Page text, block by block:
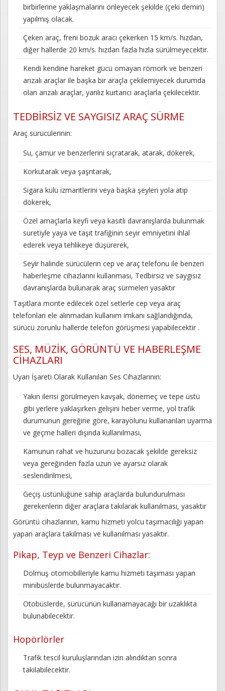
birbirlerine yaklaşmalarını önleyecek şekilde (çeki demiri)
yapılmış olacak.
Çeken araç, freni bozuk aracı çekerken 15 km/s. hızdan,
diğer hallerde 20 km/s. hızdan fazla hızla sürülmeyecektir.
Kendi kendine hareket gücü omayan römork ve benzeri
arızalı araçlar ile başka bir araçla çekilemiyecek durumda
olan arızalı araçlar, yanlız kurtarıcı araçlarla çekilecektir.
TEDBİRSİZ VE SAYGISIZ ARAÇ SÜRME
Araç sürücülerinin:
Su, çamur ve benzerlerini sıçratarak, atarak, dökerek,
Korkutarak veya şaşrıtarak,
Sigara külü izmaritlerini veya başka şeyleri yola atıp
dökerek,
Özel amaçlarla keyfi veya kasıtlı davranışlarda bulunmak
suretiyle yaya ve taşıt trafiğinin seyir emniyetini ihlal
ederek veya tehlikeye düşürerek,
Seyir halinde sürücülerin cep ve araç telefonu ile benzeri
haberleşme cihazlarını kullanması, Tedbirsiz ve saygısız
davranışlarda bulunarak araç sürmeleri yasaktır
Taşıtlara monte edilecek özel setlerle cep veya araç
telefonları ele alınmadan kullanım imkanı sağlandığında,
sürücü zorunlu hallerde telefon görüşmesi yapabilecektir .
SES, MÜZİK, GÖRÜNTÜ VE HABERLEŞME
CİHAZLARI
Uyarı İşareti Olarak Kullanılan Ses Cihazlarının:
Yakın ilerisi görülmeyen kavşak, dönemeç ve tepe üstü
gibi yerlere yaklaşırken gelişini heber verme, yol trafik
durumunun gereğine göre, karayolunu kullananları uyarma
ve geçme halleri dışında kullanılması,
Kamunun rahat ve huzurunu bozacak şekilde gereksiz
veya gereğinden fazla uzun ve ayarsız olarak
seslendirilmesi,
Geçiş üstünlüğüne sahip araçlarda bulundurulması
gerekenlerin diğer araçlara takılarak kullanılması, yasaktır
Görüntü cihazlarının, kamu hizmeti yolcu taşımacılığı yapan
yapan araçlara takılması ve kullanılması yasaktır.
Pikap, Teyp ve Benzeri Cihazlar:
Dolmuş otomobilleriyle kamu hizmeti taşıması yapan
minibüslerde bulunmayacaktır.
Otobüslerde, sürücünün kullanamayacağı bir uzaklıkta
bulunabilecektir.
Hopörlörler
Trafik tescil kuruluşlarından izin alındıktan sonra
takılabilecektir.